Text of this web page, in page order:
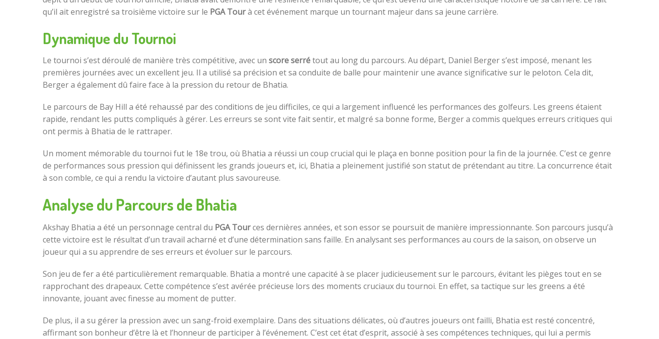
qu’il ait enregistré sa troisième victoire sur le PGA Tourà cet événement marque un tournant majeur dans sa jeune carrière.
Dynamique du Tournoi
Le tournoi s’est déroulé de manière très compétitive, avec un score serrétout au long du parcours. Au départ, Daniel Berger s’est imposé, menant les
premières journées avec un excellent jeu. Il a utilisé sa précision et sa conduite de balle pour maintenir une avance significative sur le peloton. Cela dit,
Berger a également dû faire face à la pression du retour de Bhatia.
Le parcours de Bay Hill a été rehaussé par des conditions de jeu difficiles, ce qui a largement influencé les performances des golfeurs. Les greens étaient
rapide, rendant les putts compliqués à gérer. Les erreurs se sont vite fait sentir, et malgré sa bonne forme, Berger a commis quelques erreurs critiques qui
ont permis à Bhatia de le rattraper.
Un moment mémorable du tournoi fut le 18e trou, où Bhatia a réussi un coup crucial qui le plaça en bonne position pour la fin de la journée. C’est ce genre
de performances sous pression qui définissent les grands joueurs et, ici, Bhatia a pleinement justifié son statut de prétendant au titre. La concurrence était
à son comble, ce qui a rendu la victoire d’autant plus savoureuse.
Analyse du Parcours de Bhatia
Akshay Bhatia a été un personnage central du PGA Tources dernières années, et son essor se poursuit de manière impressionnante. Son parcours jusqu’à
cette victoire est le résultat d’un travail acharné et d’une détermination sans faille. En analysant ses performances au cours de la saison, on observe un
joueur qui a su apprendre de ses erreurs et évoluer sur le parcours.
Son jeu de fer a été particulièrement remarquable. Bhatia a montré une capacité à se placer judicieusement sur le parcours, évitant les pièges tout en se
rapprochant des drapeaux. Cette compétence s’est avérée précieuse lors des moments cruciaux du tournoi. En effet, sa tactique sur les greens a été
innovante, jouant avec finesse au moment de putter.
De plus, il a su gérer la pression avec un sang-froid exemplaire. Dans des situations délicates, où d’autres joueurs ont failli, Bhatia est resté concentré,
affirmant son bonheur d’être là et l’honneur de participer à l’événement. C’est cet état d’esprit, associé à ses compétences techniques, qui lui a permis